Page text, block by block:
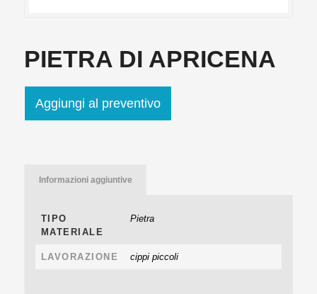
PIETRA DI APRICENA
Aggiungi al preventivo
Informazioni aggiuntive
TIPO
MATERIALE
Pietra
LAVORAZIONE cippi piccoli